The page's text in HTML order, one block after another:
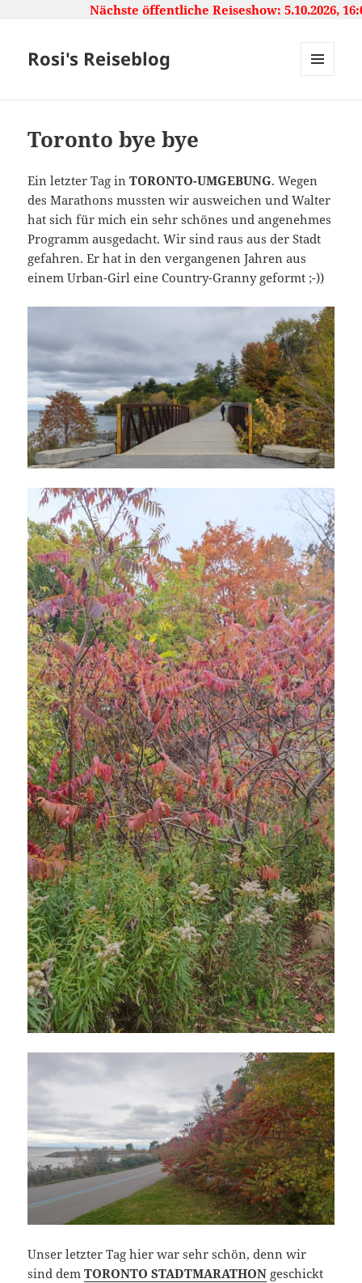
Nächste öffentliche Reiseshow: 5.10.2026, 16:00
Rosi's Reiseblog
Toronto bye bye
Ein letzter Tag inTORONTO-UMGEBUNG. Wegen
des Marathons mussten wir ausweichen und Walter
hat sich für mich ein sehr schönes und angenehmes
Programm ausgedacht. Wir sind raus aus der Stadt
gefahren. Er hat in den vergangenen Jahren aus
einem Urban-Girl eine Country-Granny geformt ;-))
Unser letzter Tag hier war sehr schön, denn wir
sind demTORONTO STADTMARATHON geschickt